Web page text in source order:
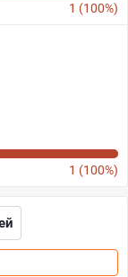
1 (100%)
1 (100%)